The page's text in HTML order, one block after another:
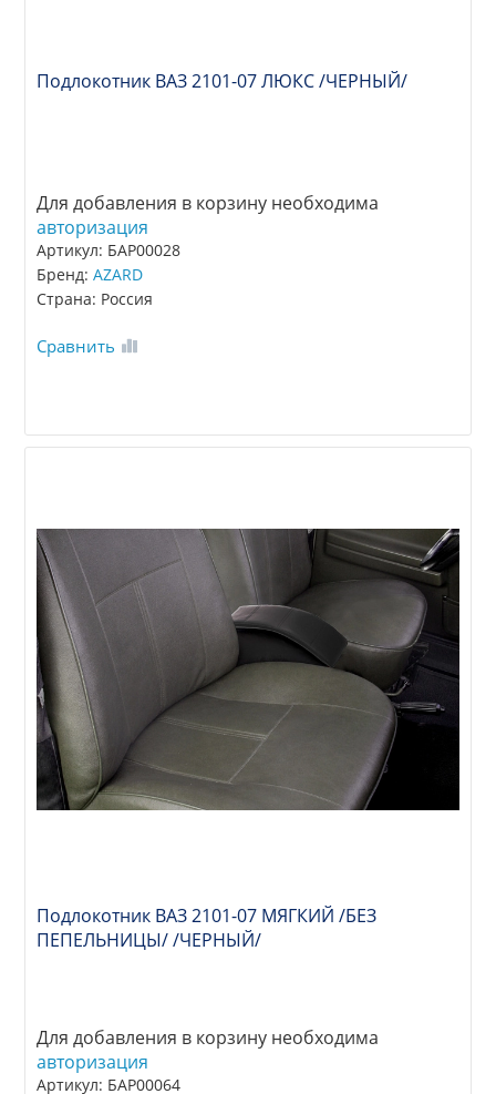
Подлокотник ВАЗ 2101-07 ЛЮКС /ЧЕРНЫЙ/
Для добавления в корзину необходима
авторизация
Артикул: БАР00028
Бренд:AZARD
Страна: Россия
Сравнить
Подлокотник ВАЗ 2101-07 МЯГКИЙ /БЕЗ
ПЕПЕЛЬНИЦЫ/ /ЧЕРНЫЙ/
Для добавления в корзину необходима
авторизация
Артикул: БАР00064